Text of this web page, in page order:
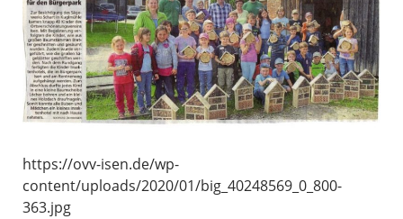
https://ovv-isen.de/wp-
content/uploads/2020/01/big_40248569_0_800-
363.jpg